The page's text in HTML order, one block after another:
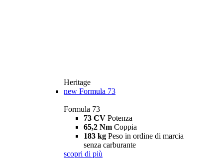
Heritage
new Formula 73
Formula 73
73 CV Potenza
65,2 Nm Coppia
183 kg Peso in ordine di marcia
senza carburante
scopri di più